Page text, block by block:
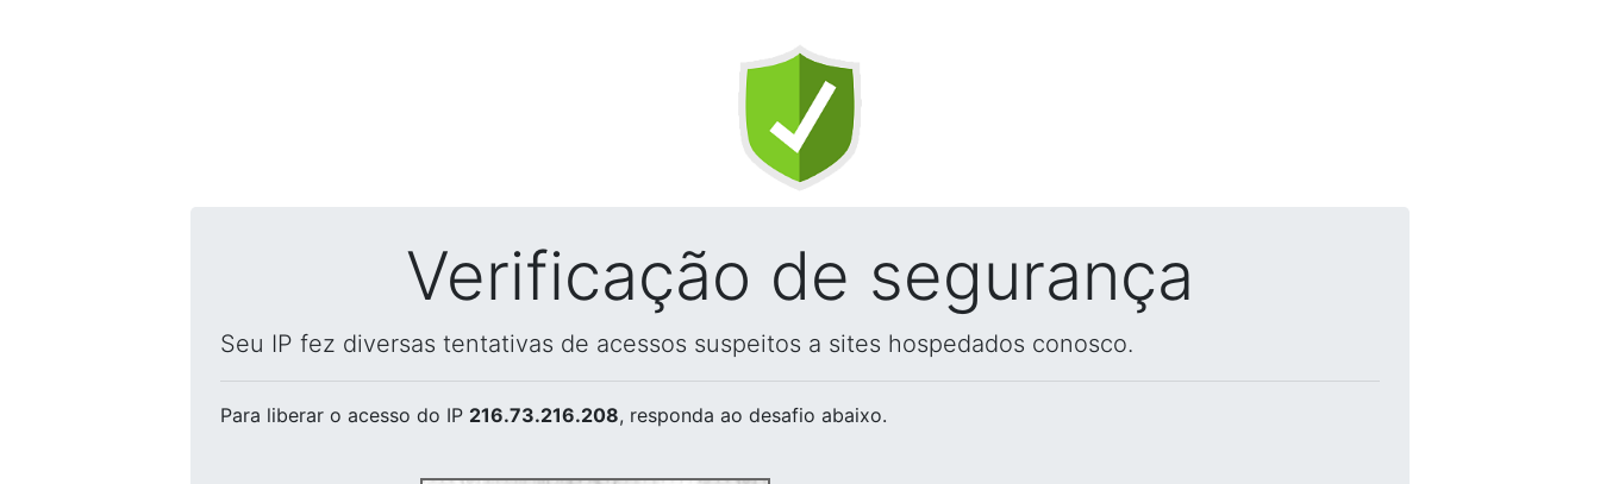
Verificação de segurança
Seu IP fez diversas tentativas de acessos suspeitos a sites hospedados conosco.
Para liberar o acesso do IP 216.73.216.208, responda ao desafio abaixo.